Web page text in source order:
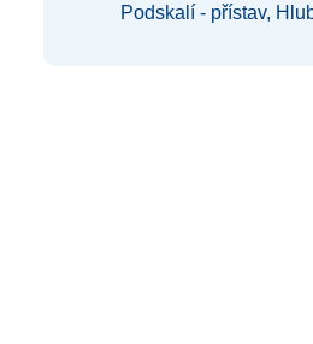
Podskalí - přístav,